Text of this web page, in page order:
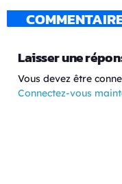
Laisser une
Vous devez être
Connectez-vous